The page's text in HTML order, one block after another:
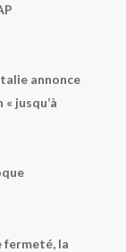
annonce
jusqu’à
fermeté, la